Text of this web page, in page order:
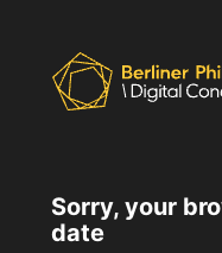
Sorry, your
date